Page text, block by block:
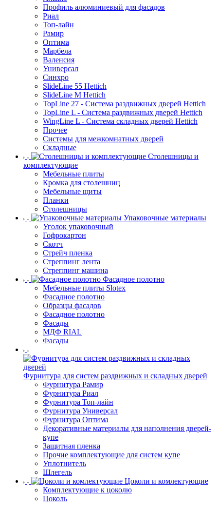
Профиль алюминиевый для фасадов
Риал
Топ-лайн
Рамир
Оптима
Марбела
Валенсия
Универсал
Синхро
SlideLine 55 Hettich
SlideLine M Hettich
TopLine 27 - Система раздвижных дверей Hettich
TopLine L - Система раздвижных дверей Hettich
WingLine L - Система складных дверей Hettich
Прочее
Системы для межкомнатных дверей
Складные
Столешницы и
комплектующие
Мебельные плиты
Кромка для столешниц
Мебельные щиты
Планки
Столешницы
Упаковочные материалы
Уголок упаковочный
Гофрокартон
Скотч
Стрейч пленка
Стреппинг лента
Стреппинг машина
Фасадное полотно
Мебельные плиты Slotex
Фасадное полотно
Образцы фасадов
Фасадное полотно
Фасады
МДФ RIAL
Фасады
Фурнитура для систем раздвижных и складных дверей
Фурнитура Рамир
Фурнитура Риал
Фурнитура Топ-лайн
Фурнитура Универсал
Фурнитура Оптима
Декоративные материалы для наполнения дверей-
купе
Защитная пленка
Прочие комплектующие для систем купе
Уплотнитель
Шлегель
Цоколи и комлектующие
Комплектующие к цоколю
Цоколь